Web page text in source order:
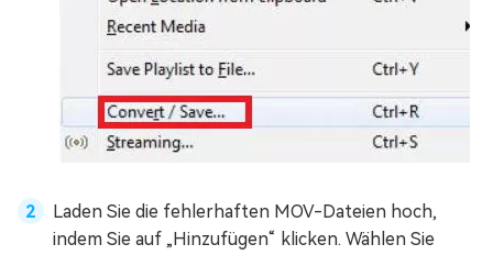
Laden Sie die fehlerhaften MOV-Dateien hoch,
indem Sie auf „Hinzufügen“ klicken. Wählen Sie